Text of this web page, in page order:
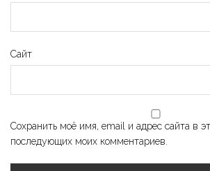
Сайт
Сохранить моё имя, email и адрес сайта в
последующих моих комментариев.